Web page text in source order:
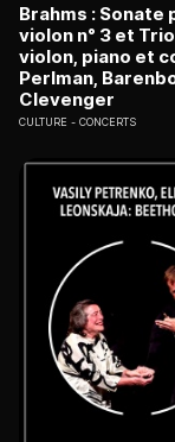
Brahms : Sonate
violon n° 3 et
violon, piano et
Perlman,
Clevenger
CULTURE CONCERTS